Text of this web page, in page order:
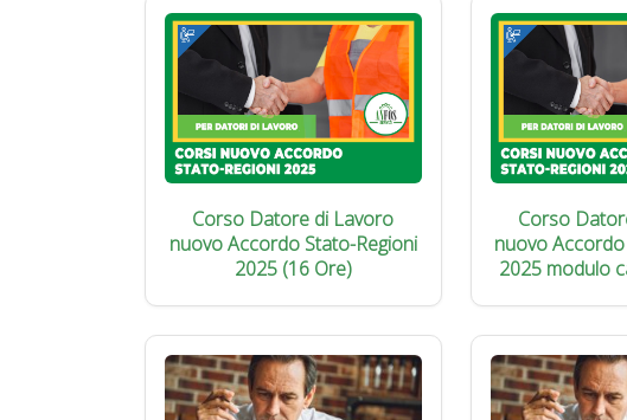
Corso Datore di Lavoro
nuovo Accordo Stato-Regioni
2025 (16 Ore)
Corso
nuovo
2025 modulo